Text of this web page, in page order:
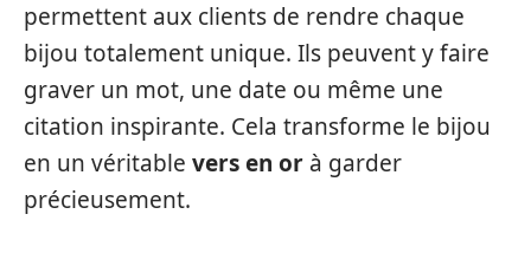
permettent aux clients de rendre chaque
bijou totalement unique. Ils peuvent y faire
graver un mot, une date ou même une
citation inspirante. Cela transforme le bijou
en un véritable vers en or à garder
précieusement.